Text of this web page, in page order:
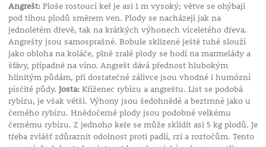
Angrešt:Ploše rostoucí keř je asi 1 m vysoký; větve se ohýbají
pod tíhou plodů směrem ven. Plody se nacházejí jak na
jednoletém dřevě, tak na krátkých výhonech víceletého dřeva.
Angrešty jsou samosprašné. Bobule sklizené ještě tuhé slouží
jako obloha na koláče, plně zralé plody se hodí na marmelády a
šťávy, případně na víno. Angrešt dává přednost hlubokým
hlinitým půdám, při dostatečné zálivce jsou vhodné i humózní
písčité půdy. Josta:Kříženec rybízu a angreštu. List se podobá
rybízu, je však větší. Výhony jsou šedohnědé a beztrnné jako u
černého rybízu. Hnědočerné plody jsou podobné velkému
černému rybízu. Z jednoho keře se může sklidit asi 5 kg plodů. Je
třeba zvlášť zdůraznit odolnost proti padlí, rzi a roztočům. Tento